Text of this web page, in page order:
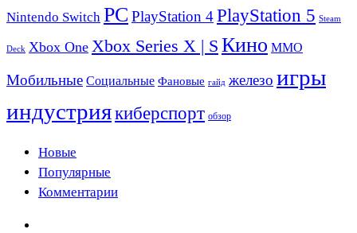
Nintendo Switch PC PlayStation 4PlayStation 5 Steam
Deck Xbox One Xbox Series X | S Кино ММО
Мобильные Социальные Фановые гайд железо игры
индустриякиберспорт обзор
Новые
Популярные
Комментарии